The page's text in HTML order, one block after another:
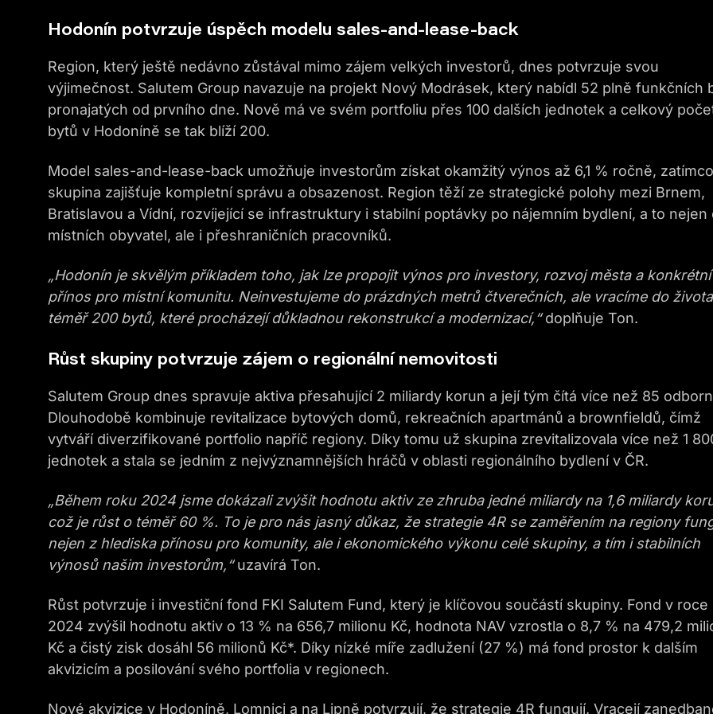
Hodonín potvrzuje úspěch modelu sales-and-lease-back
Region, který ještě nedávno zůstával mimo zájem velkých investorů, dnes potvrzuje svou
výjimečnost. Salutem Group navazuje na projekt Nový Modrásek, který nabídl 52 plně funkčních
pronajatých od prvního dne. Nově má ve svém portfoliu přes 100 dalších jednotek a celkový
bytů v Hodoníně se tak blíží 200.
Model sales-and-lease-back umožňuje investorům získat okamžitý výnos až 6,1 % ročně, zatímco
skupina zajišťuje kompletní správu a obsazenost. Region těží ze strategické polohy mezi Brnem,
Bratislavou a Vídní, rozvíjející se infrastruktury i stabilní poptávky po nájemním bydlení, a to nejen
místních obyvatel, ale i přeshraničních pracovníků.
„Hodonín je skvělým příkladem toho, jak lze propojit výnos pro investory, rozvoj města a konkrétní
přínos pro místní komunitu. Neinvestujeme do prázdných metrů čtverečních, ale vracíme do života
téměř 200 bytů, které procházejí důkladnou rekonstrukcí a modernizací,“doplňuje Ton.
Růst skupiny potvrzuje zájem o regionální nemovitosti
Salutem Group dnes spravuje aktiva přesahující 2 miliardy korun a její tým čítá více než 85
Dlouhodobě kombinuje revitalizace bytových domů, rekreačních apartmánů a brownfieldů, čímž
vytváří diverzifikované portfolio napříč regiony. Díky tomu už skupina zrevitalizovala více než 1
jednotek a stala se jedním z nejvýznamnějších hráčů v oblasti regionálního bydlení v ČR.
„Během roku 2024 jsme dokázali zvýšit hodnotu aktiv ze zhruba jedné miliardy na 1,6 miliardy
což je růst o téměř 60 %. To je pro nás jasný důkaz, že strategie 4R se zaměřením na regiony
nejen z hlediska přínosu pro komunity, ale i ekonomického výkonu celé skupiny, a tím i stabilních
výnosů našim investorům,“uzavírá Ton.
Růst potvrzuje i investiční fond FKI Salutem Fund, který je klíčovou součástí skupiny. Fond v roce
2024 zvýšil hodnotu aktiv o 13 % na 656,7 milionu Kč, hodnota NAV vzrostla o 8,7 % na 479,2
Kč a čistý zisk dosáhl 56 milionů Kč*. Díky nízké míře zadlužení (27 %) má fond prostor k dalším
akvizicím a posilování svého portfolia v regionech.
Nové akvizice v Hodoníně, Lomnici a na Lipně potvrzují, že strategie 4R fungují. Vracejí